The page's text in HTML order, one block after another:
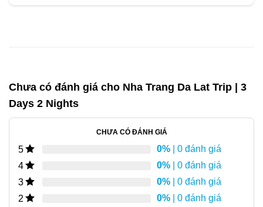
Chưa có đánh giá cho Nha Trang Da Lat Trip | 3
Days 2 Nights
CHƯA CÓ ĐÁNH GIÁ
5 0% | 0 đánh giá
4
0% | 0 đánh giá
3
0% | 0 đánh giá
2
0% | 0 đánh giá